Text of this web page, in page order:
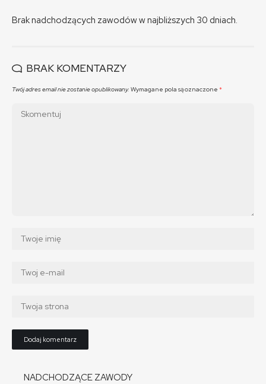
Brak nadchodzących zawodów w najbliższych 30 dniach.
BRAK KOMENTARZY
Twój adres email nie zostanie opublikowany. Wymagane pola są oznaczone *
NADCHODZĄCE ZAWODY